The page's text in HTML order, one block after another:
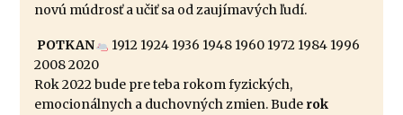
novú múdrosť a učiť sa od zaujímavých ľudí.
POTKAN
1912 1924 1936 1948 1960 1972 1984 1996
2008 2020
Rok 2022 bude pre teba rokom fyzických,
emocionálnych a duchovných zmien. Bude rok